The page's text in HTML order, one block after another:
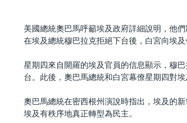
美國總統奧巴馬呼籲埃及政府詳細說明，他
在埃及總統穆巴拉克拒絕下台後，白宮向埃
星期四來自開羅的埃及官員的信息顯示，穆
台。此後，奧巴馬總統和白宮幕僚星期四對埃
奧巴馬總統在密西根州演說時指出，埃及的
埃及有秩序地真正轉型為民主。